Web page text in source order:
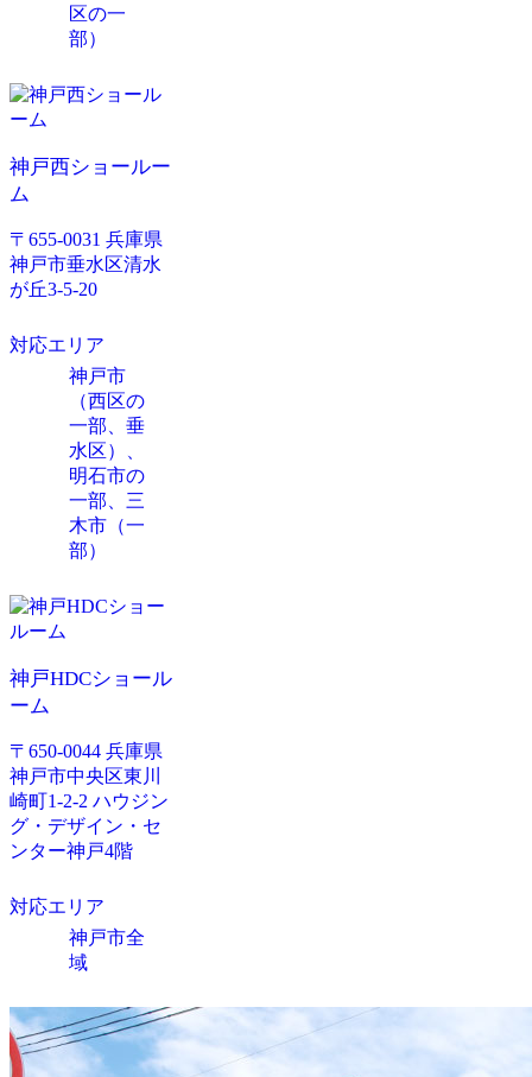
区の一
部）
神戸西ショールー
ム
〒655-0031 兵庫県
神戸市垂水区清水
が丘3-5-20
対応エリア
神戸市
（西区の
一部、垂
水区）、
明石市の
一部、三
木市（一
部）
神戸HDCショール
ーム
〒650-0044 兵庫県
神戸市中央区東川
崎町1-2-2 ハウジン
グ・デザイン・セ
ンター神戸4階
対応エリア
神戸市全
域